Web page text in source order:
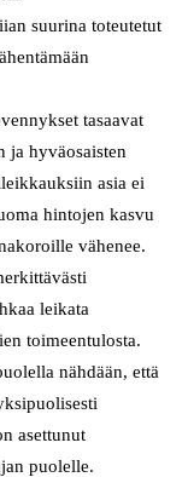
suurina toteutetut
tasaavat
ja hyväosaisten
asia ei
hintojen kasvu
vähenee.
leikata
toimeentulosta.
nähdään, että
asettunut
puolelle.